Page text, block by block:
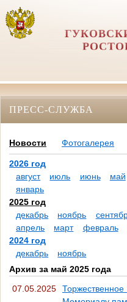
ПРЕСС-СЛУЖБА
Новости Фотогалерея
2026 год
август
июль июнь май
январь
2025 год
декабрь
ноябрь
апрель
март февраль
2024 год
декабрь
ноябрь
Архив за май 2025 года
07.05.2025